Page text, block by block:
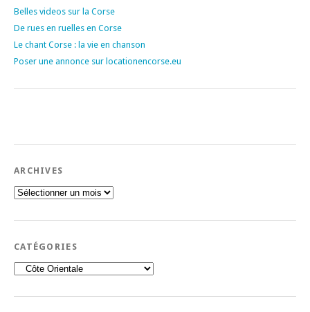
Belles videos sur la Corse
De rues en ruelles en Corse
Le chant Corse : la vie en chanson
Poser une annonce sur locationencorse.eu
ARCHIVES
Archives
CATÉGORIES
Catégories